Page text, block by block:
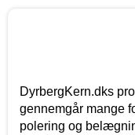
DyrbergKern.dks
gennemgår mange
polering og